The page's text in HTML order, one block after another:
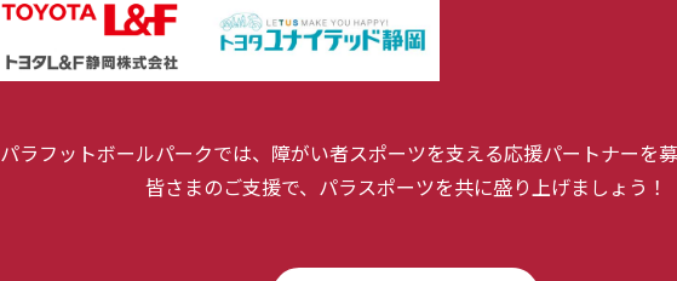
パラフットボールパークでは、障がい者スポーツを支える応援パートナーを
皆さまのご支援で、パラスポーツを共に盛り上げましょう！